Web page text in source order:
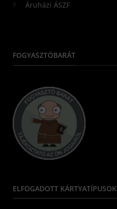
Áruházi ÁSZF
FOGYASZTÓBARÁT
ELFOGADOTT KÁRTYATÍPUSOK